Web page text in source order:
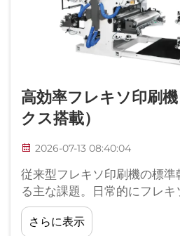
高効率フレキソ印刷
クス搭載）
2026-07-13 08:40:04
従来型フレキソ印刷機の標準
る主な課題。日常的にフレ
いる方であれば、一般的な印
る小型乾燥ボックスが引き起
さらに表示